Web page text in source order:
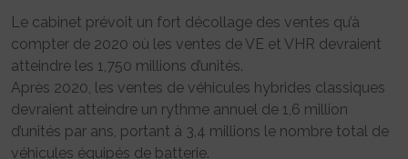
Le cabinet prévoit un fort décollage des ventes qu’à
compter de 2020 où les ventes de VE et VHR devraient
atteindre les 1,750 millions d’unités.
Après 2020, les ventes de véhicules hybrides classiques
devraient atteindre un rythme annuel de 1,6 million
d’unités par ans, portant à 3,4 millions le nombre total de
véhicules équipés de batterie.